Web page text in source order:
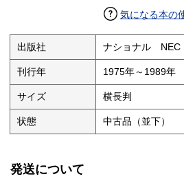
気になる本の
出版社 ナショナル
刊行年 1975年～1989年
サイズ 横長判
状態 中古品（並下）
発送について